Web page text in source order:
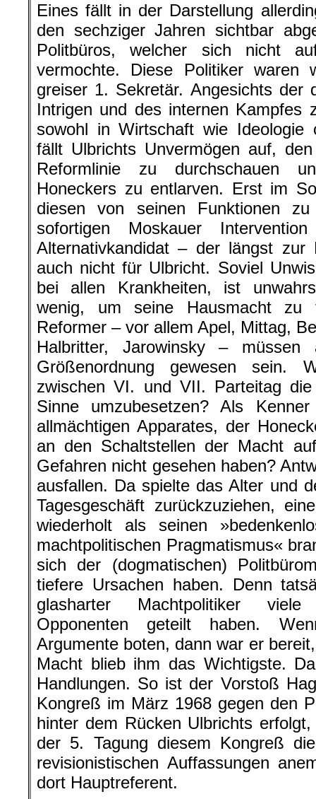
Eines fällt in der Darstellung
den sechziger Jahren sichtbar
Politbüros, welcher sich nicht
vermochte. Diese Politiker waren
greiser 1. Sekretär. Angesichts der
Intrigen und des internen Kampfes
sowohl in Wirtschaft wie Ideologie
fällt Ulbrichts Unvermögen auf,
Reformlinie zu durchschauen
Honeckers zu entlarven. Erst im
diesen von seinen Funktionen
sofortigen Moskauer
Alternativkandidat – der längst zur
auch nicht für Ulbricht. Soviel
bei allen Krankheiten, ist
wenig, um seine Hausmacht zu
Reformer – vor allem Apel, Mittag,
Halbritter, Jarowinsky –
Größenordnung gewesen sein.
zwischen VI. und VII. Parteitag
Sinne umzubesetzen? Als
allmächtigen Apparates, der
an den Schaltstellen der Macht
Gefahren nicht gesehen haben?
ausfallen. Da spielte das Alter und
Tagesgeschäft zurückzuziehen,
wiederholt als seinen
machtpolitischen Pragmatismus«
sich der (dogmatischen)
tiefere Ursachen haben. Denn
glasharter Machtpolitiker viele
Opponenten geteilt haben.
Argumente boten, dann war er
Macht blieb ihm das Wichtigste.
Handlungen. So ist der Vorstoß
Kongreß im März 1968 gegen den
hinter dem Rücken Ulbrichts
der 5. Tagung diesem Kongreß
revisionistischen Auffassungen
dort Hauptreferent.